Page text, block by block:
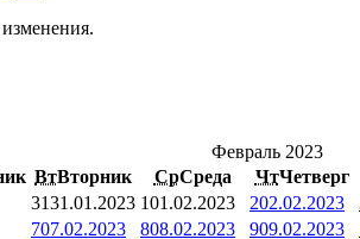
Февраль 2023
ВтВторник СрСреда ЧтЧетверг
3131.01.2023 101.02.2023 202.02.2023
707.02.2023 808.02.2023 909.02.2023